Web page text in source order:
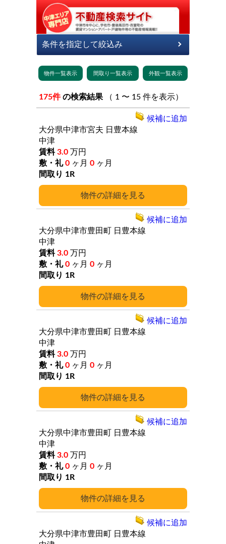
175件 の検索結果 （ 1 〜 15 件を表示）
詳細
大分県中津市宮夫 日豊本線
中津
3.0 万円
0 ヶ月 0 ヶ月
1R
候補に追加
詳細
大分県中津市豊田町
日豊本線
中津
3.0 万円
0 ヶ月 0 ヶ月
1R
候補に追加
詳細
大分県中津市豊田町
日豊本線
中津
3.0 万円
0 ヶ月 0 ヶ月
1R
候補に追加
詳細
大分県中津市豊田町
日豊本線
中津
3.0 万円
0 ヶ月 0 ヶ月
1R
候補に追加
大分県中津市豊田町
日豊本線
候補に追加